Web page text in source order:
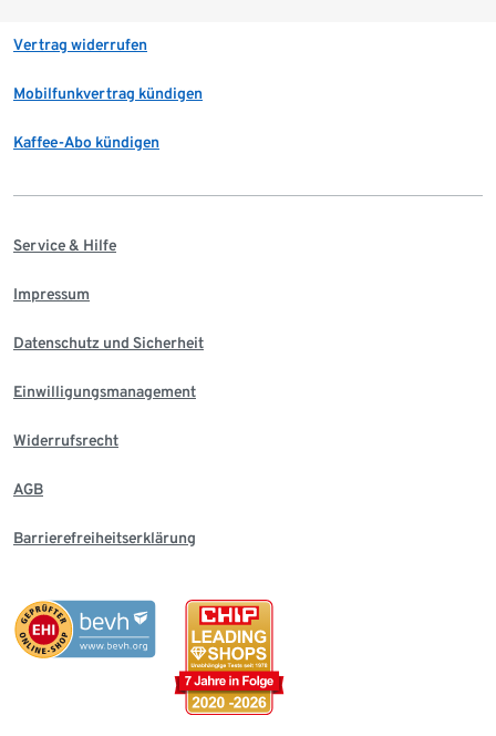
Vertrag widerrufen
Mobilfunkvertrag kündigen
Kaffee-Abo kündigen
Service & Hilfe
Impressum
Datenschutz und Sicherheit
Einwilligungsmanagement
Widerrufsrecht
AGB
Barrierefreiheitserklärung